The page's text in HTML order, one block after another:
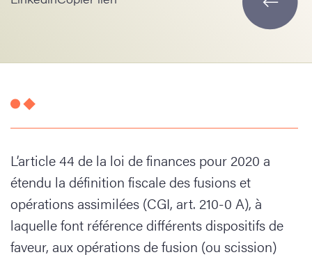
L’article 44 de la loi de finances pour 2020 a
étendu la définition fiscale des fusions et
opérations assimilées (CGI, art. 210-0 A), à
laquelle font référence différents dispositifs de
faveur, aux opérations de fusion (ou scission)